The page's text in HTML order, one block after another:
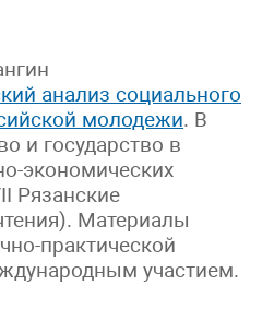
анализ социального
молодежи. В
и государство в
экономических
Рязанские
Материалы
практической
участием.